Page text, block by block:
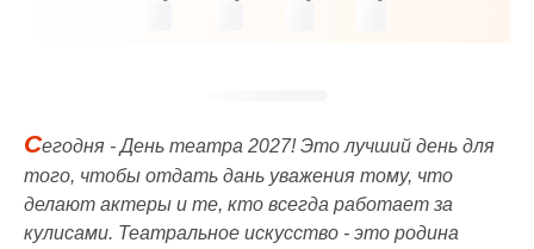
Сегодня - День театра 2027! Это лучший день для
того, чтобы отдать дань уважения тому, что
делают актеры и те, кто всегда работает за
кулисами. Театральное искусство - это родина